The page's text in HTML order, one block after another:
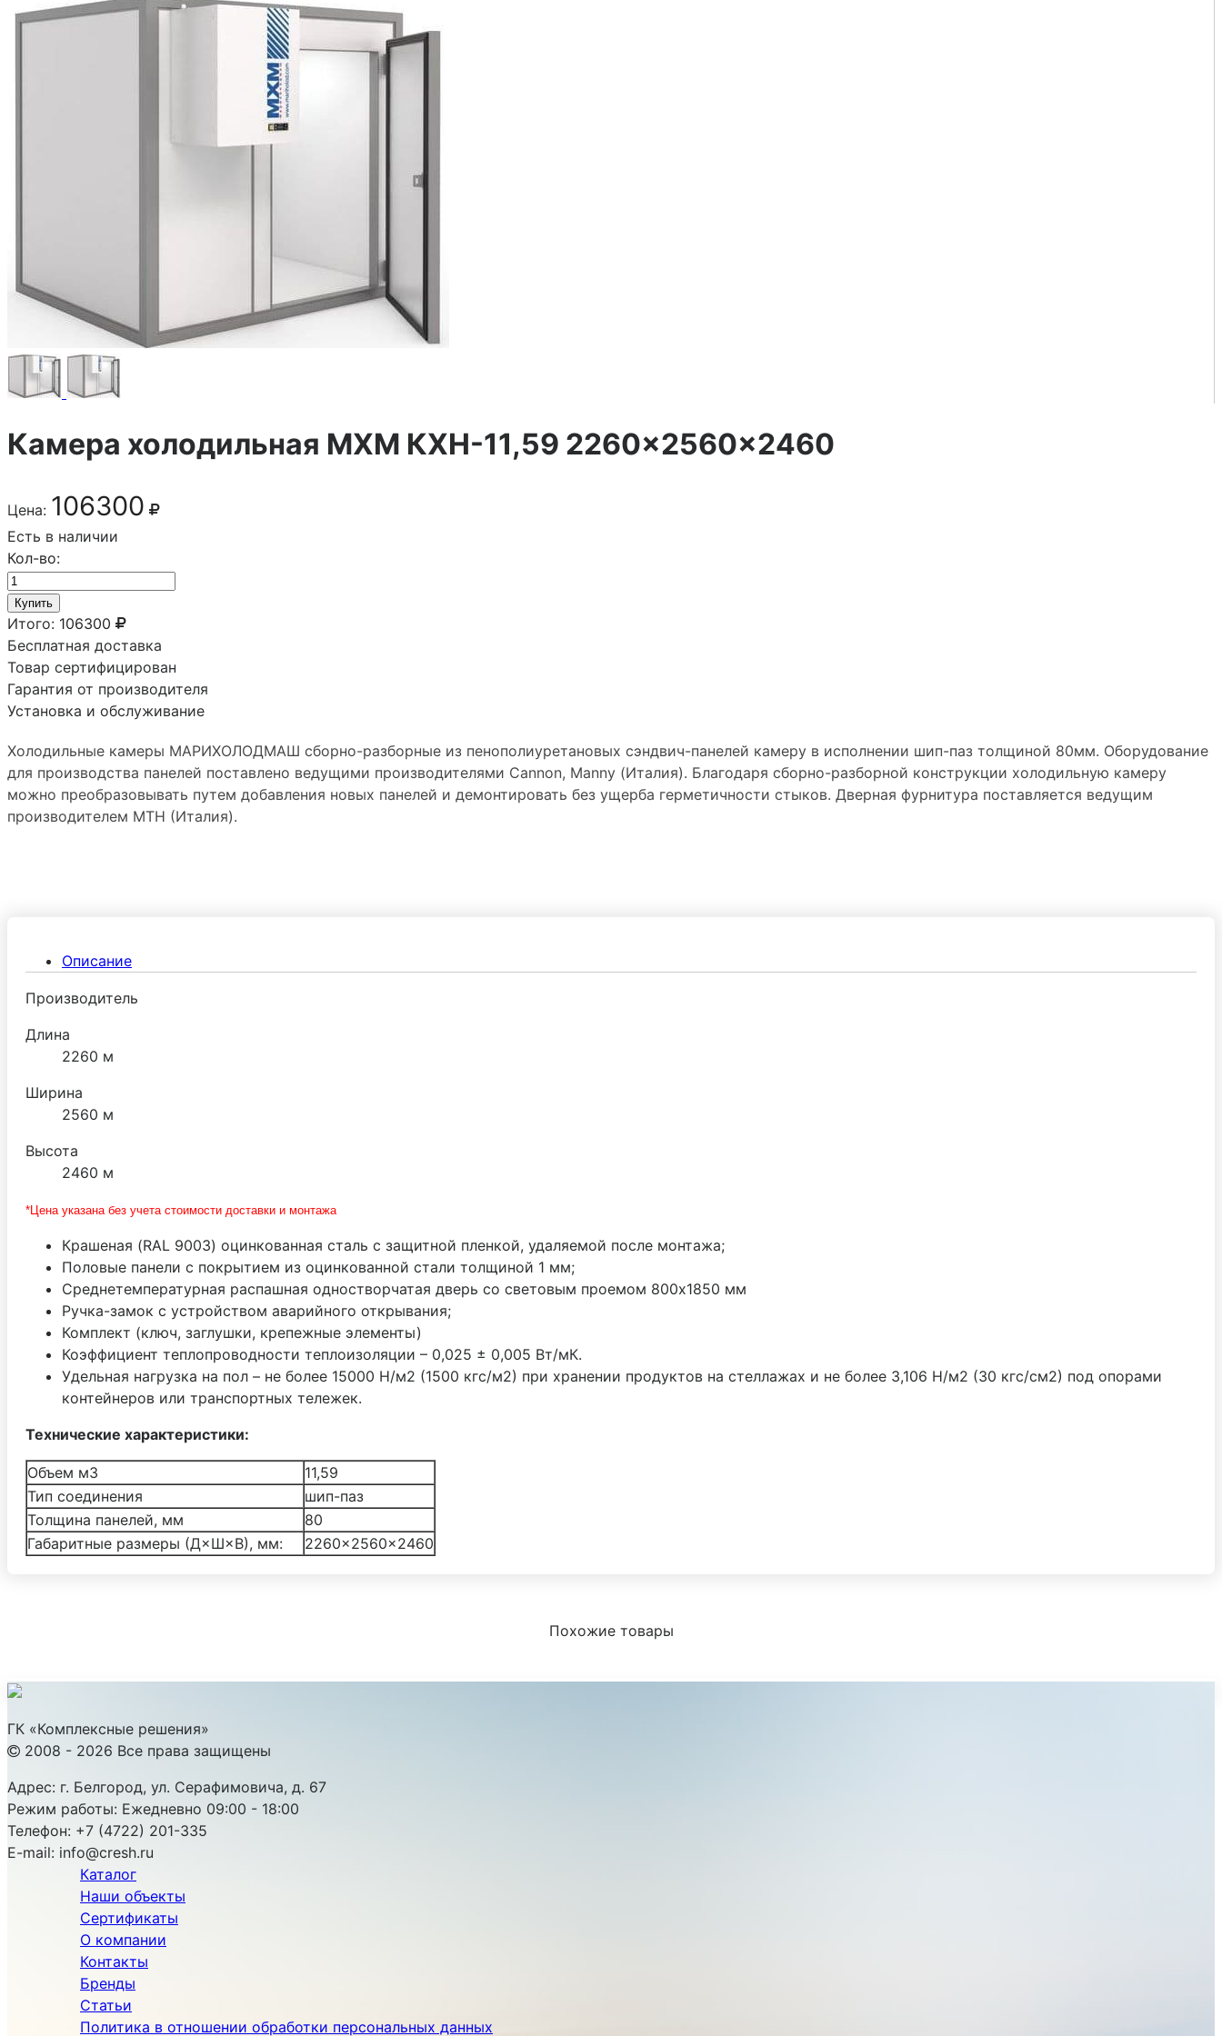
Камера холодильная МХМ КХН-11,59 2260×2560×2460
Цена: 106300
Есть в наличии
Кол-во:
Купить
Итого: 106300
Бесплатная доставка
Товар сертифицирован
Гарантия от производителя
Установка и обслуживание
Холодильные камеры МАРИХОЛОДМАШ сборно-разборные из пенополиуретановых сэндвич-панелей камеру в исполнении шип-паз толщиной 80мм. Оборудование
для производства панелей поставлено ведущими производителями Сannon, Manny (Италия). Благодаря сборно-разборной конструкции холодильную камеру
можно преобразовывать путем добавления новых панелей и демонтировать без ущерба герметичности стыков. Дверная фурнитура поставляется ведущим
производителем МТН (Италия).
Описание
Производитель
Длина
2260 м
Ширина
2560 м
Высота
2460 м
*Цена указана без учета стоимости доставки и монтажа
Крашеная (RAL 9003) оцинкованная сталь с защитной пленкой, удаляемой после монтажа;
Половые панели с покрытием из оцинкованной стали толщиной 1 мм;
Среднетемпературная распашная одностворчатая дверь со световым проемом 800х1850 мм
Ручка-замок с устройством аварийного открывания;
Комплект (ключ, заглушки, крепежные элементы)
Коэффициент теплопроводности теплоизоляции – 0,025 ± 0,005 Вт/мК.
Удельная нагрузка на пол – не более 15000 Н/м2 (1500 кгс/м2) при хранении продуктов на стеллажах и не более 3,106 Н/м2 (30 кгс/см2) под опорами
контейнеров или транспортных тележек.
Технические характеристики:
Объем м3
11,59
Тип соединения
шип-паз
Толщина панелей, мм
80
Габаритные размеры (Д×Ш×В), мм:
2260×2560×2460
Похожие товары
ГК «Комплексные решения»
2008 - 2026 Все права защищены
Адрес: г. Белгород, ул. Серафимовича, д. 67
Режим работы: Ежедневно 09:00 - 18:00
Телефон: +7 (4722) 201-335
E-mail: info@cresh.ru
Каталог
Наши объекты
Сертификаты
О компании
Контакты
Бренды
Статьи
Политика в отношении обработки персональных данных